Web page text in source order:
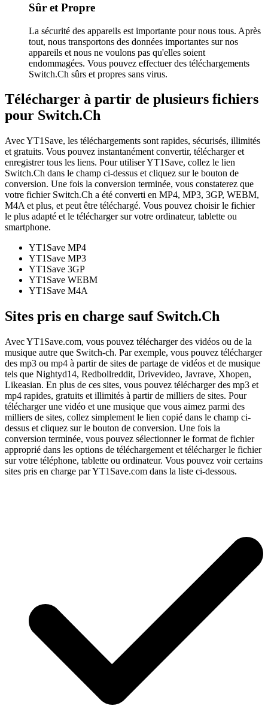
Sûr et Propre
La sécurité des appareils est importante pour nous tous. Après
tout, nous transportons des données importantes sur nos
appareils et nous ne voulons pas qu'elles soient
endommagées. Vous pouvez effectuer des téléchargements
Switch.Ch sûrs et propres sans virus.
Télécharger à partir de plusieurs fichiers
pour Switch.Ch
Avec YT1Save, les téléchargements sont rapides, sécurisés, illimités
et gratuits. Vous pouvez instantanément convertir, télécharger et
enregistrer tous les liens. Pour utiliser YT1Save, collez le lien
Switch.Ch dans le champ ci-dessus et cliquez sur le bouton de
conversion. Une fois la conversion terminée, vous constaterez que
votre fichier Switch.Ch a été converti en MP4, MP3, 3GP, WEBM,
M4A et plus, et peut être téléchargé. Vous pouvez choisir le fichier
le plus adapté et le télécharger sur votre ordinateur, tablette ou
smartphone.
YT1Save MP4
YT1Save MP3
YT1Save 3GP
YT1Save WEBM
YT1Save M4A
Sites pris en charge sauf Switch.Ch
Avec YT1Save.com, vous pouvez télécharger des vidéos ou de la
musique autre que Switch-ch. Par exemple, vous pouvez télécharger
des mp3 ou mp4 à partir de sites de partage de vidéos et de musique
tels que Nightyd14, Redbollreddit, Drivevideo, Javrave, Xhopen,
Likeasian. En plus de ces sites, vous pouvez télécharger des mp3 et
mp4 rapides, gratuits et illimités à partir de milliers de sites. Pour
télécharger une vidéo et une musique que vous aimez parmi des
milliers de sites, collez simplement le lien copié dans le champ ci-
dessus et cliquez sur le bouton de conversion. Une fois la
conversion terminée, vous pouvez sélectionner le format de fichier
approprié dans les options de téléchargement et télécharger le fichier
sur votre téléphone, tablette ou ordinateur. Vous pouvez voir certains
sites pris en charge par YT1Save.com dans la liste ci-dessous.